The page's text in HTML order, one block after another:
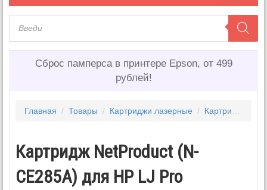
Сброс памперса в принтере Epson, от 499
рублей!
Главная / Товары / Картриджи лазерные / Картриджи HP
Картридж NetProduct (N-
CE285A) для HP LJ Pro